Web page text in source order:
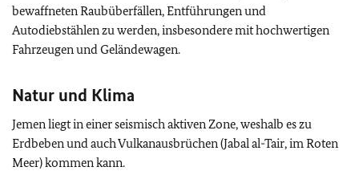
bewaffneten Raubüberfällen, Entführungen und
Autodiebstählen zu werden, insbesondere mit hochwertigen
Fahrzeugen und Geländewagen.
Natur und Klima
Jemen liegt in einer seismisch aktiven Zone, weshalb es zu
Erdbeben und auch Vulkanausbrüchen (Jabal al-Tair, im Roten
Meer) kommen kann.